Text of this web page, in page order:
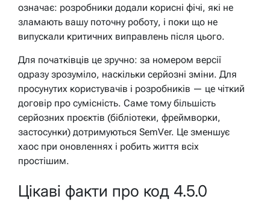
означає: розробники додали корисні фічі, які не
зламають вашу поточну роботу, і поки що не
випускали критичних виправлень після цього.
Для початківців це зручно: за номером версії
одразу зрозуміло, наскільки серйозні зміни. Для
просунутих користувачів і розробників — це чіткий
договір про сумісність. Саме тому більшість
серйозних проєктів (бібліотеки, фреймворки,
застосунки) дотримуються SemVer. Це зменшує
хаос при оновленнях і робить життя всіх
простішим.
Цікаві факти про код 4.5.0